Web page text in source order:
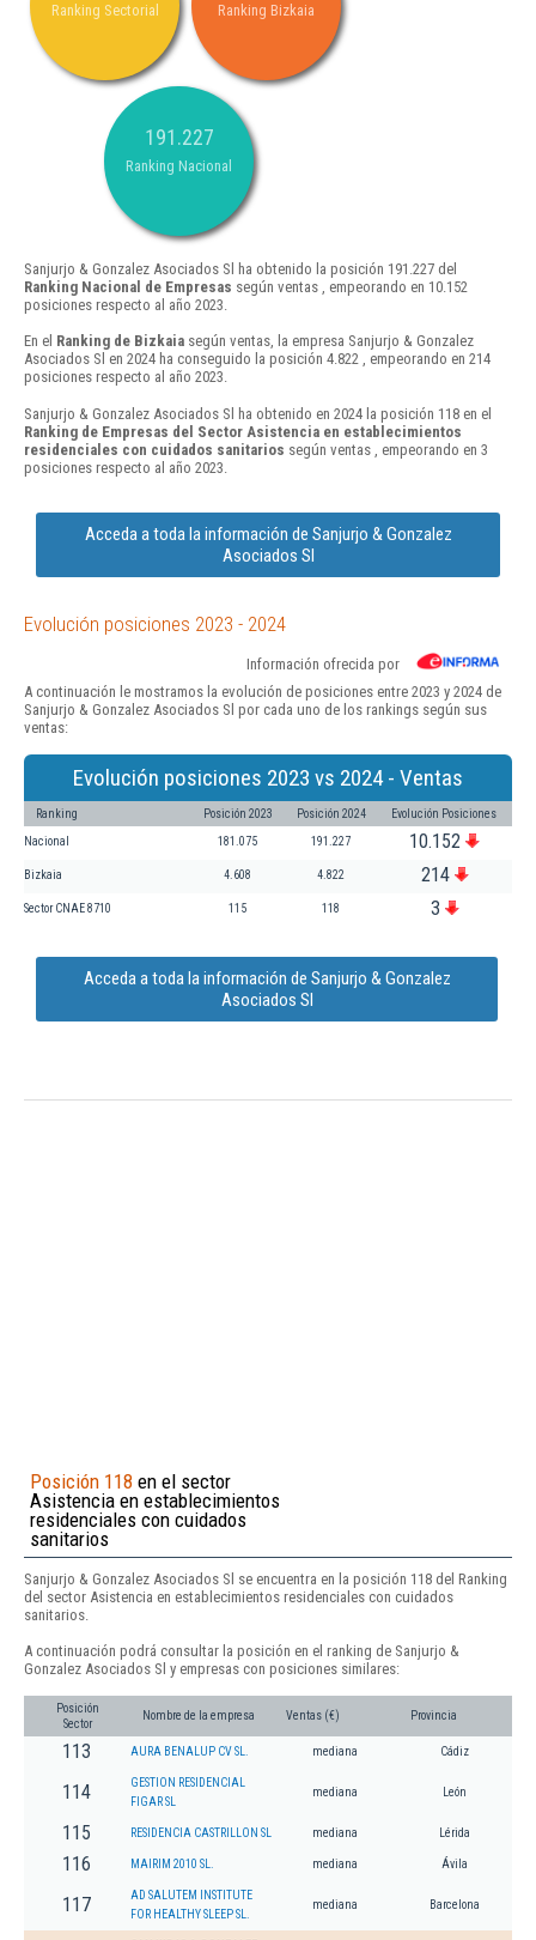
Ranking Sectorial Ranking Bizkaia
191.227
Ranking Nacional
Sanjurjo & Gonzalez Asociados Sl ha obtenido la posición 191.227 del
Ranking Nacional de Empresas según ventas , empeorando en 10.152
posiciones respecto al año 2023.
En el Ranking de Bizkaia según ventas, la empresa Sanjurjo & Gonzalez
Asociados Sl en 2024 ha conseguido la posición 4.822 , empeorando en 214
posiciones respecto al año 2023.
Sanjurjo & Gonzalez Asociados Sl ha obtenido en 2024 la posición 118 en el
Ranking de Empresas del Sector Asistencia en establecimientos
residenciales con cuidados sanitarios según ventas , empeorando en 3
posiciones respecto al año 2023.
Acceda a toda la información de Sanjurjo & Gonzalez
Asociados Sl
Evolución posiciones 2023 - 2024
Información ofrecida por
A continuación le mostramos la evolución de posiciones entre 2023 y 2024 de
Sanjurjo & Gonzalez Asociados Sl por cada uno de los rankings según sus
ventas:
Evolución posiciones 2023 vs 2024 - Ventas
Ranking Posición 2023 Posición 2024 Evolución Posiciones
Nacional 181.075 191.227 10.152
Bizkaia 4.608 4.822 214
Sector CNAE 8710 115 118 3
Acceda a toda la información de Sanjurjo & Gonzalez
Asociados Sl
Posición 118 en el sector
Asistencia en establecimientos
residenciales con cuidados
sanitarios
Sanjurjo & Gonzalez Asociados Sl se encuentra en la posición 118 del Ranking
del sector Asistencia en establecimientos residenciales con cuidados
sanitarios.
A continuación podrá consultar la posición en el ranking de Sanjurjo &
Gonzalez Asociados Sl y empresas con posiciones similares:
Posición
Sector
Nombre de la empresa Ventas (€) Provincia
113 AURA BENALUP CV SL. mediana Cádiz
114
GESTION RESIDENCIAL
FIGAR SL
mediana León
115 RESIDENCIA CASTRILLON SL mediana Lérida
116 MAIRIM 2010 SL. mediana Ávila
117
AD SALUTEM INSTITUTE
FOR HEALTHY SLEEP SL.
mediana Barcelona